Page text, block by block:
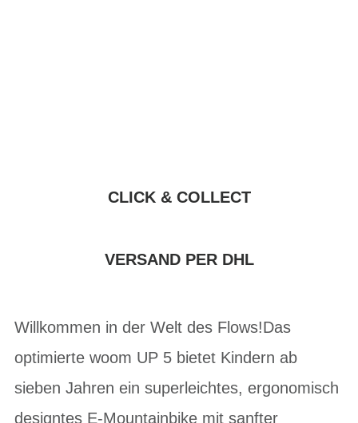
CLICK & COLLECT
VERSAND PER DHL
Willkommen in der Welt des Flows!Das
optimierte woom UP 5 bietet Kindern ab
sieben Jahren ein superleichtes, ergonomisch
designtes E-Mountainbike mit sanfter